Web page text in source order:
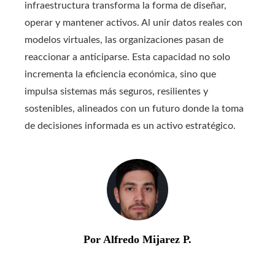
infraestructura transforma la forma de diseñar,
operar y mantener activos. Al unir datos reales con
modelos virtuales, las organizaciones pasan de
reaccionar a anticiparse. Esta capacidad no solo
incrementa la eficiencia económica, sino que
impulsa sistemas más seguros, resilientes y
sostenibles, alineados con un futuro donde la toma
de decisiones informada es un activo estratégico.
Por Alfredo Mijarez P.